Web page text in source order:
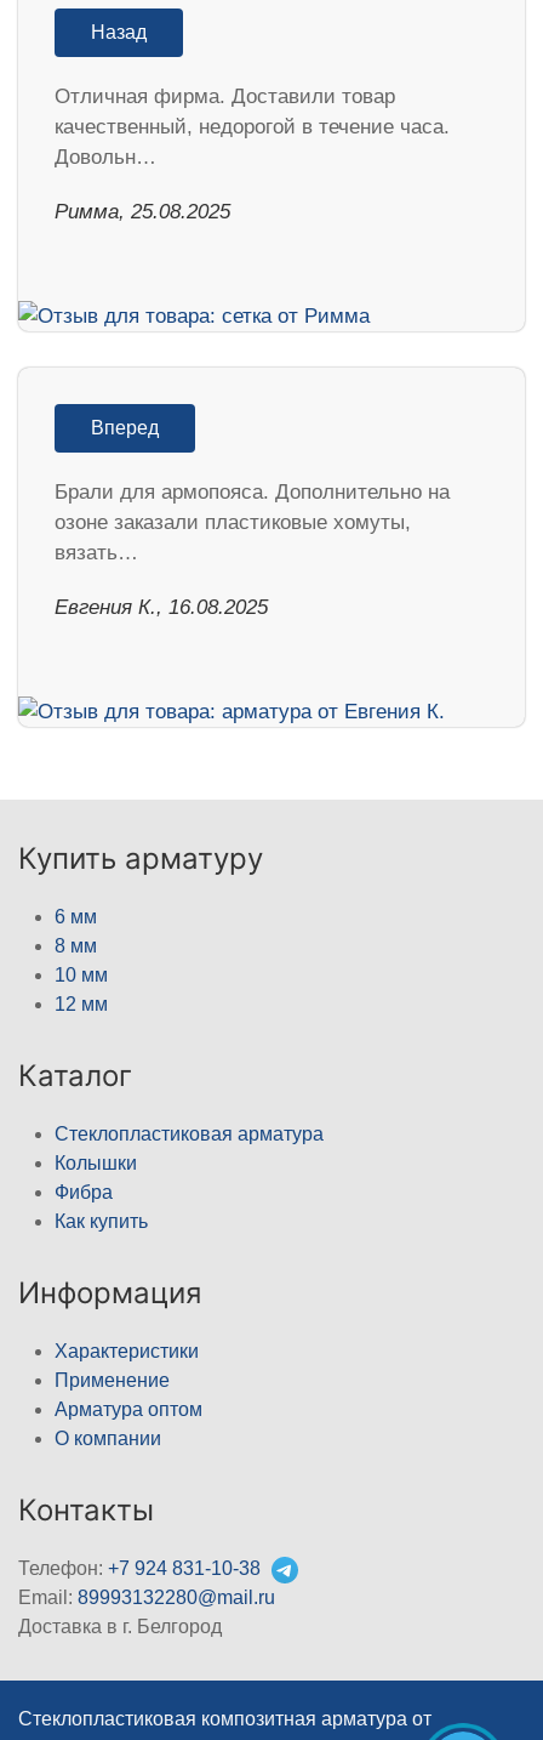
Назад
Отличная фирма. Доставили товар
качественный, недорогой в течение часа.
Довольн…
Римма, 25.08.2025
Вперед
Брали для армопояса. Дополнительно на
озоне заказали пластиковые хомуты,
вязать…
Евгения К., 16.08.2025
Купить арматуру
6 мм
8 мм
10 мм
12 мм
Каталог
Стеклопластиковая арматура
Колышки
Фибра
Как купить
Информация
Характеристики
Применение
Арматура оптом
О компании
Контакты
Телефон: +7 924 831-10-38
Email: 89993132280@mail.ru
Доставка в г. Белгород
Стеклопластиковая композитная арматура от